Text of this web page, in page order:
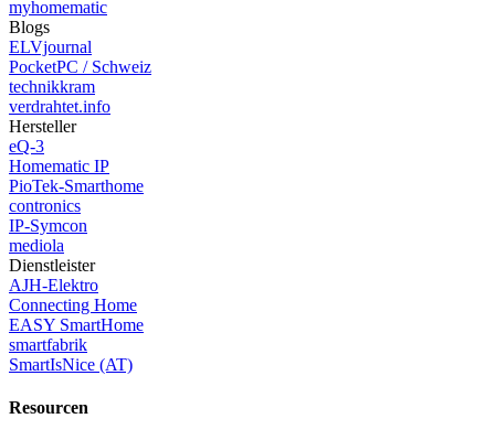
myhomematic
Blogs
ELVjournal
PocketPC / Schweiz
technikkram
verdrahtet.info
Hersteller
eQ-3
Homematic IP
PioTek-Smarthome
contronics
IP-Symcon
mediola
Dienstleister
AJH-Elektro
Connecting Home
EASY SmartHome
smartfabrik
SmartIsNice (AT)
Resourcen